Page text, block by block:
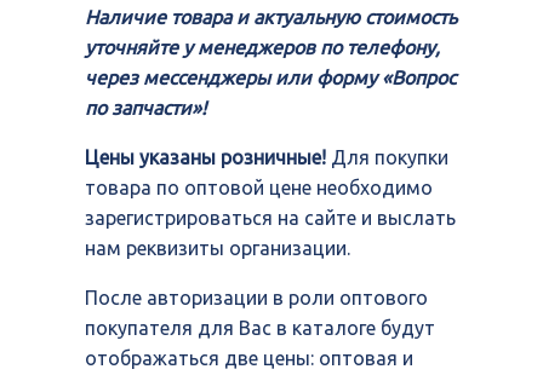
Наличие товара и актуальную стоимость
уточняйте у менеджеров по телефону,
через мессенджеры или форму «Вопрос
по запчасти»!
Цены указаны розничные! Для покупки
товара по оптовой цене необходимо
зарегистрироваться на сайте и выслать
нам реквизиты организации.
После авторизации в роли оптового
покупателя для Вас в каталоге будут
отображаться две цены: оптовая и